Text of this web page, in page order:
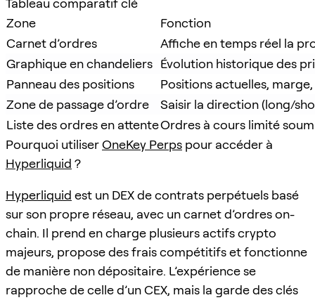
Tableau comparatif clé
Zone
Fonction
Carnet d’ordres
Affiche en temps réel la
Graphique en chandeliers Évolution historique des
Panneau des positions
Positions actuelles,
Zone de passage d’ordre
Saisir la direction (long/
Liste des ordres en attenteOrdres à cours limité
Pourquoi utiliserOneKey Perps pour accéder à
Hyperliquid ?
Hyperliquid est un DEX de contrats perpétuels basé
sur son propre réseau, avec un carnet d’ordres on-
chain. Il prend en charge plusieurs actifs crypto
majeurs, propose des frais compétitifs et fonctionne
de manière non dépositaire. L’expérience se
rapproche de celle d’un CEX, mais la garde des clés